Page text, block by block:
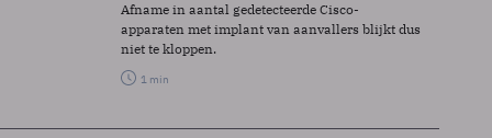
Afname in aantal gedetecteerde Cisco-
apparaten met implant van aanvallers blijkt dus
niet te kloppen.
1 min